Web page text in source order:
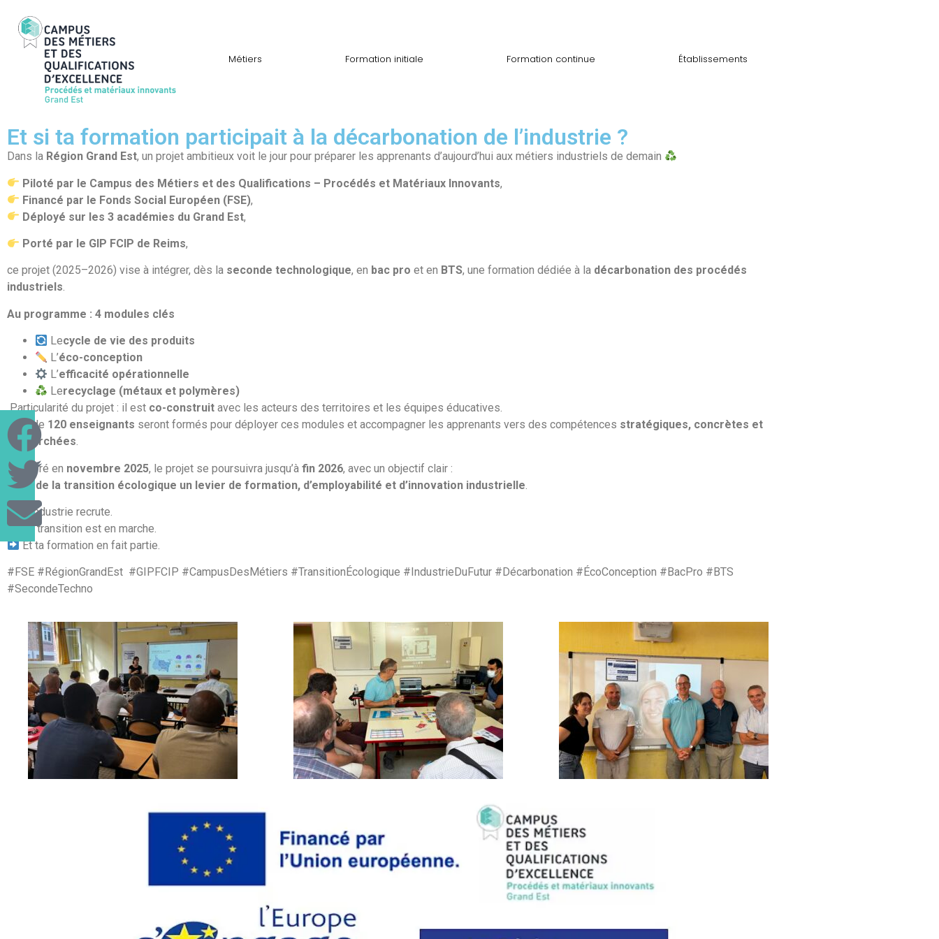
Métiers Formation initiale Formation continue Établissements
Et si ta formation participait à la décarbonation de l’industrie ?
Dans la Région Grand Est, un projet ambitieux voit le jour pour préparer les apprenants d’aujourd’hui aux métiers industriels de demain
Piloté par le Campus des Métiers et des Qualifications – Procédés et Matériaux Innovants,
Financé par le Fonds Social Européen (FSE),
Déployé sur les 3 académies du Grand Est,
Porté par le GIP FCIP de Reims,
ce projet (2025–2026) vise à intégrer, dès la seconde technologique, en bac pro et en BTS, une formation dédiée à la décarbonation des procédés
industriels.
Au programme : 4 modules clés
Lecycle de vie des produits
L’éco-conception
L’efficacité opérationnelle
Lerecyclage (métaux et polymères)
Particularité du projet : il est co-construit avec les acteurs des territoires et les équipes éducatives.
Plus de 120 enseignants seront formés pour déployer ces modules et accompagner les apprenants vers des compétences stratégiques, concrètes et
recherchées.
Démarré en novembre 2025, le projet se poursuivra jusqu’à fin 2026, avec un objectif clair :
faire de la transition écologique un levier de formation, d’employabilité et d’innovation industrielle
L’industrie recrute.
La transition est en marche.
Et ta formation en fait partie.
#FSE #RégionGrandEst #GIPFCIP #CampusDesMétiers #TransitionÉcologique #IndustrieDuFutur #Décarbonation #ÉcoConception #BacPro #BTS
#SecondeTechno